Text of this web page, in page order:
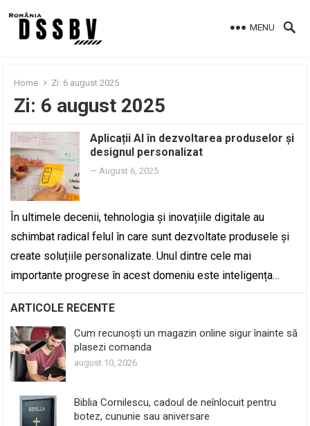
MENU
Home Zi: 6 august 2025
Zi: 6 august 2025
Aplicații AI în dezvoltarea produselor și
designul personalizat
—August 6, 2025
În ultimele decenii, tehnologia și inovațiile digitale au
schimbat radical felul în care sunt dezvoltate produsele și
create soluțiile personalizate. Unul dintre cele mai
importante progrese în acest domeniu este inteligența…
ARTICOLE RECENTE
Cum recunoști un magazin online sigur înainte să
plasezi comanda
august 10, 2026
Biblia Cornilescu, cadoul de neînlocuit pentru
botez, cununie sau aniversare